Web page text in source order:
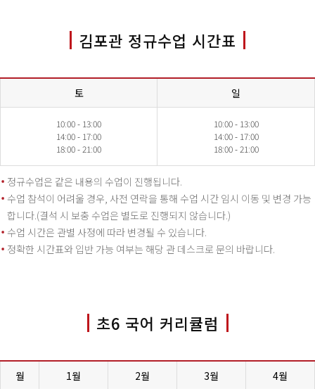
김포관 정규수업 시간표
토 일
10:00 - 13:00
14:00 - 17:00
18:00 - 21:00
10:00 - 13:00
14:00 - 17:00
18:00 - 21:00
정규수업은 같은 내용의 수업이 진행됩니다.
수업 참석이 어려울 경우, 사전 연락을 통해 수업 시간 임시 이동 및 변경 가능
합니다.(결석 시 보충 수업은 별도로 진행되지 않습니다.)
수업 시간은 관별 사정에 따라 변경될 수 있습니다.
정확한 시간표와 입반 가능 여부는 해당 관 데스크로 문의 바랍니다.
초6 국어 커리큘럼
월 1월 2월 3월 4월